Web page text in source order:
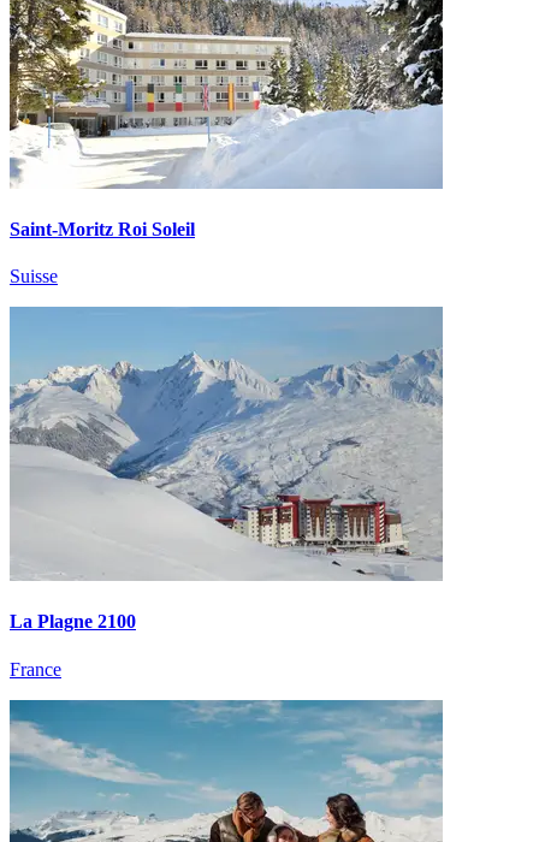
Saint-Moritz Roi Soleil
Suisse
La Plagne 2100
France